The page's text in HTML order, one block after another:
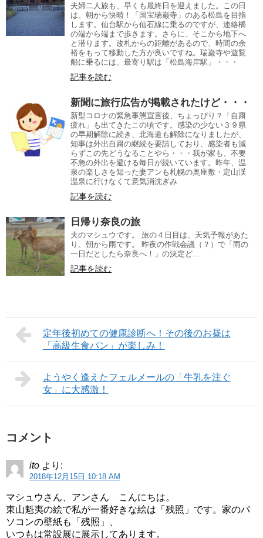
夫婦二人旅も、早くも最終日を迎えました。この日
は、朝から快晴！「国宝瑞巌寺」のある松島を目指
します。仙台駅から仙石線に乗るのですが、連絡橋
の端から端まで歩きます。さらに、そこから地下へ
と潜ります。改札からの距離があるので、時間の余
裕をもって移動した方が良いですね。瑞巌寺や遊覧
船に乗るには、最寄り駅は「松島海岸駅」・・・
記事を読む
新聞に旅行広告が掲載されたけど・・・
新型コロナの緊急事態宣言後、ちょっぴり？「自粛
疲れ」も出てきたこの頃です。感染の少ない３９県
の早期解除に続き、北海道も解除になりましたが、
知事は外出自粛の継続を要請しており、感染者も減
らずこの先どうなることやら・・・我が家も、不要
不急の外出を避ける毎日が続いています。昨年、温
泉の楽しさを知った妻アンも札幌の奥座敷・定山渓
温泉に行けなくて意気消沈ぎみ
記事を読む
日帰り奈良の旅
夫のマシュウです。 旅の４日目は、天気予報があた
り、朝から雨です。 昨夜の作戦会議（？）で「雨の
一日だとしたら奈良へ！」の決定ど...
記事を読む
定年後初めての健康診断へ！その後のお昼は
「高級生食パン」が楽しみ！
ようやく逢えたフェルメールの「牛乳を注ぐ
女」に大感激！
コメント
ito より:
2018年12月15日 10:18 AM
マシュウさん、アンさん こんにちは。
東山魁夷の絵で私が一番好きな絵は「残照」です。家のパ
ソコンの壁紙も「残照」、
いつもは常設展に展示してあります。